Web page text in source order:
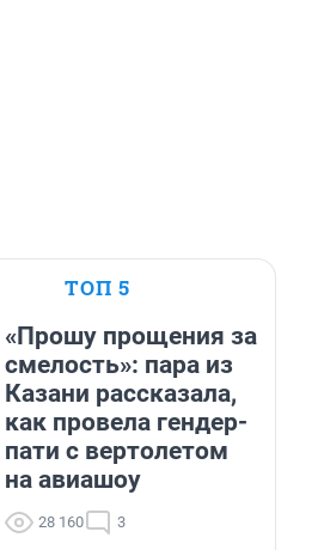
ТОП 5
«Прошу прощения за
смелость»: пара из
Казани рассказала,
как провела гендер-
пати с вертолетом
на авиашоу
28 160 3